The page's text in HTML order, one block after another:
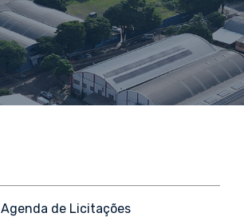
Agenda de Licitações